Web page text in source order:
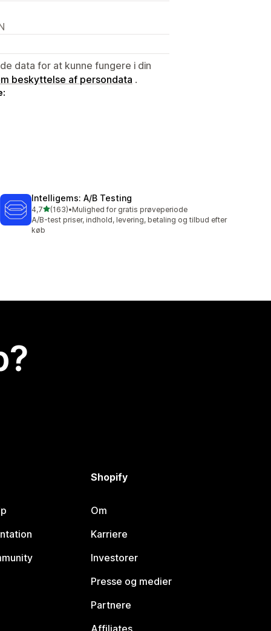
data for at kunne fungere i din
beskyttelse af persondata .
Intelligems: A/B Testing
4,7ud af 5 stjerner
(163)
163 anmeldelser i alt
•Mulighed for gratis prøveperiode
A/B-test priser, indhold, levering, betaling og tilbud efter
køb
Shopify
Om
Karriere
Investorer
Presse og medier
Partnere